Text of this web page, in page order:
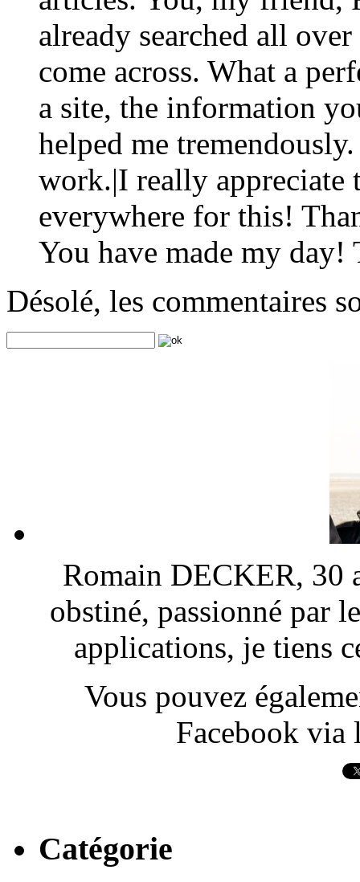
already searched all
come across. What a
a site, the information
helped me
work.|I really appreciate
everywhere for this!
You have made my day!
Désolé, les commentaires
Romain DECKER, 30
obstiné, passionné par
applications, je tiens
Vous pouvez
Facebook via
Catégorie